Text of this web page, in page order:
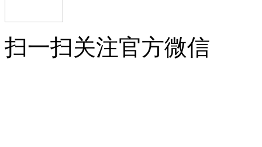
扫一扫关注官方微信